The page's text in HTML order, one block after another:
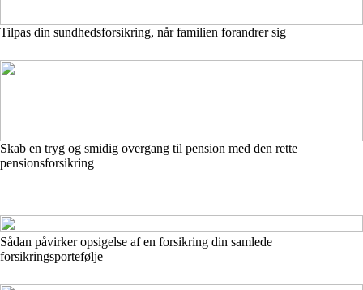
Tilpas din sundhedsforsikring, når familien forandrer sig
Skab en tryg og smidig overgang til pension med den rette
pensionsforsikring
Sådan påvirker opsigelse af en forsikring din samlede
forsikringsportefølje